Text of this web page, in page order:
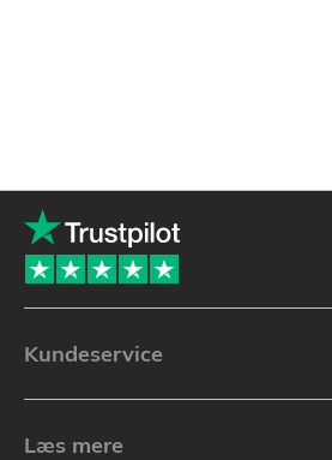
Kundeservice
Læs mere